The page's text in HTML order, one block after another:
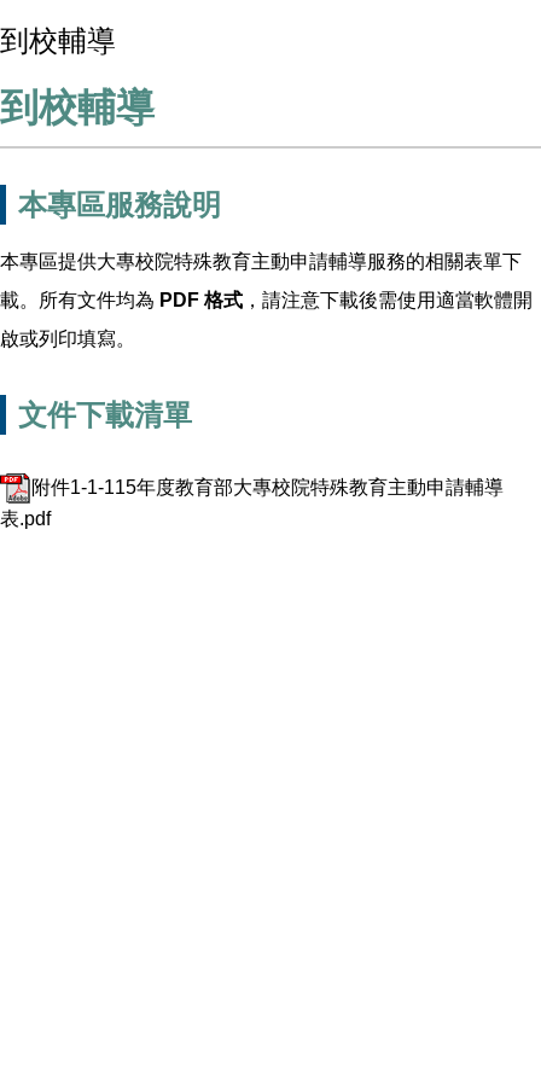
到校輔導
到校輔導
本專區服務說明
本專區提供大專校院特殊教育主動申請輔導服務的相關表單下
載。所有文件均為 PDF 格式 ，請注意下載後需使用適當軟體開
啟或列印填寫。
文件下載清單
附件1-1-115年度教育部大專校院特殊教育主動申請輔導
表.pdf